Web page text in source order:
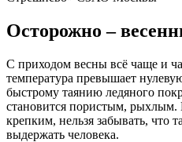
Осторожно –
С приходом весны всё чаще и
температура превышает
быстрому таянию ледяного
становится пористым,
крепким, нельзя забывать, что
выдержать человека.